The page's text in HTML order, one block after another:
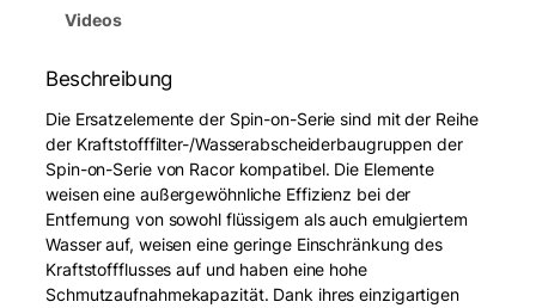
Videos
Beschreibung
Die Ersatzelemente der Spin-on-Serie sind mit der Reihe
der Kraftstofffilter-/Wasserabscheiderbaugruppen der
Spin-on-Serie von Racor kompatibel. Die Elemente
weisen eine außergewöhnliche Effizienz bei der
Entfernung von sowohl flüssigem als auch emulgiertem
Wasser auf, weisen eine geringe Einschränkung des
Kraftstoffflusses auf und haben eine hohe
Schmutzaufnahmekapazität. Dank ihres einzigartigen